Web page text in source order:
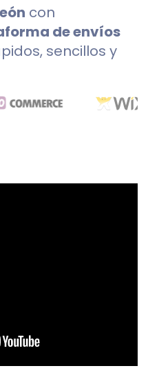
con
de envíos
sencillos y